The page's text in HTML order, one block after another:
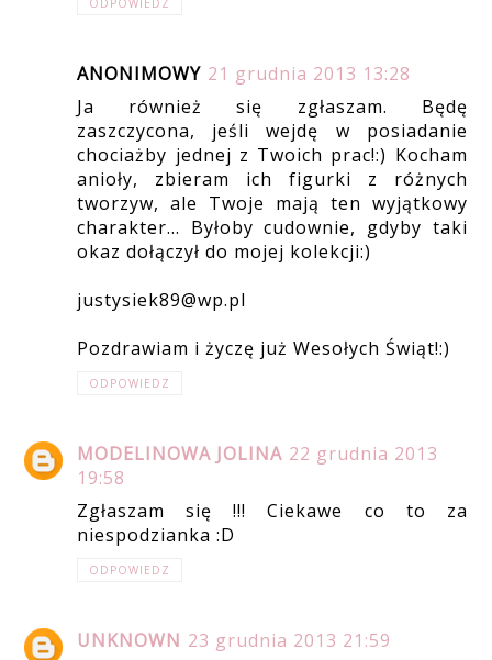
ODPOWIEDZ
ANONIMOWY 21 grudnia 2013 13:28
Ja również się zgłaszam. Będę
zaszczycona, jeśli wejdę w posiadanie
chociażby jednej z Twoich prac!:) Kocham
anioły, zbieram ich figurki z różnych
tworzyw, ale Twoje mają ten wyjątkowy
charakter... Byłoby cudownie, gdyby taki
okaz dołączył do mojej kolekcji:)
justysiek89@wp.pl
Pozdrawiam i życzę już Wesołych Świąt!:)
ODPOWIEDZ
MODELINOWA JOLINA 22 grudnia 2013
19:58
Zgłaszam się !!! Ciekawe co to za
niespodzianka :D
ODPOWIEDZ
UNKNOWN 23 grudnia 2013 21:59